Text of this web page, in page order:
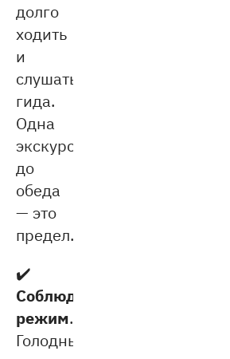
долго
ходить
и
слушать
гида.
Одна
экскурсия
до
обеда
— это
предел.
✔️
Соблюдать
режим.
Голодный